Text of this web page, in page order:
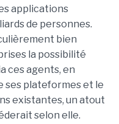
applications
de personnes.
bien
la possibilité
ces agents, en
ses plateformes et le
existantes, un atout
selon elle.